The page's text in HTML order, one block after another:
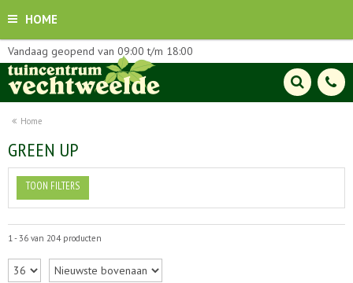
HOME
Home
Vandaag geopend van 09:00 t/m 18:00
GREEN UP
TOON FILTERS
1 - 36 van 204 producten